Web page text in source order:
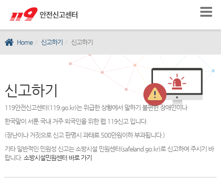
Home 신고하기 신고하기
신고하기
119안전신고센터(119.go.kr)는 위급한 상황에서 말하기 불편한 장애인이나
한국말이 서툰 국내 거주 외국인을 위한 웹 119신고 입니다.
(장난이나 거짓으로 신고 판명시 과태료 500만원이하 부과됩니다.)
기타 일반적인 민원성 신고는 소방시설 민원센터(safeland.go.kr)로 신고하여 주시기 바
랍니다. 소방시설민원센터 바로 가기